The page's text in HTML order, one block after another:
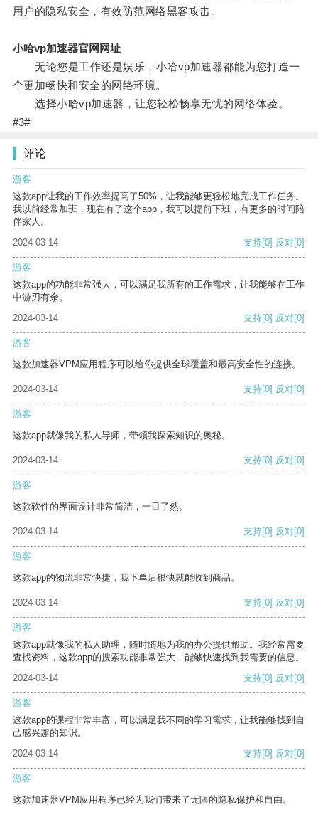
用户的隐私安全，有效防范网络黑客攻击。
小哈vp加速器官网网址
无论您是工作还是娱乐，小哈vp加速器都能为您打造一
个更加畅快和安全的网络环境。
选择小哈vp加速器，让您轻松畅享无忧的网络体验。
#3#
评论
游客
这款app让我的工作效率提高了50%，让我能够更轻松地完成工作任务。
我以前经常加班，现在有了这个app，我可以提前下班，有更多的时间陪
伴家人。
2024-03-14
支持[0] 反对[0]
游客
这款app的功能非常强大，可以满足我所有的工作需求，让我能够在工作
中游刃有余。
2024-03-14
支持[0] 反对[0]
游客
这款加速器VPM应用程序可以给你提供全球覆盖和最高安全性的连接。
2024-03-14 支持[0] 反对[0]
游客
这款app就像我的私人导师，带领我探索知识的奥秘。
2024-03-14 支持[0] 反对[0]
游客
这款软件的界面设计非常简洁，一目了然。
2024-03-14 支持[0] 反对[0]
游客
这款app的物流非常快捷，我下单后很快就能收到商品。
2024-03-14 支持[0] 反对[0]
游客
这款app就像我的私人助理，随时随地为我的办公提供帮助。我经常需要
查找资料，这款app的搜索功能非常强大，能够快速找到我需要的信息。
2024-03-14
支持[0] 反对[0]
游客
这款app的课程非常丰富，可以满足我不同的学习需求，让我能够找到自
己感兴趣的知识。
2024-03-14
支持[0] 反对[0]
游客
这款加速器VPM应用程序已经为我们带来了无限的隐私保护和自由。